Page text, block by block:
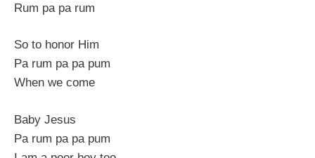
Rum pa pa rum
So to honor Him
Pa rum pa pa pum
When we come
Baby Jesus
Pa rum pa pa pum